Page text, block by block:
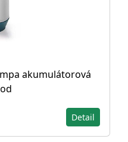
akumulátorová
Detail